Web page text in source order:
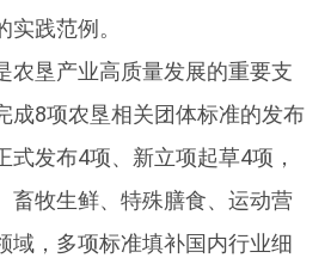
践范例。
垦产业高质量发展的重要支
成8项农垦相关团体标准的发布
式发布4项、新立项起草4项，
畜牧生鲜、特殊膳食、运动营
域，多项标准填补国内行业细